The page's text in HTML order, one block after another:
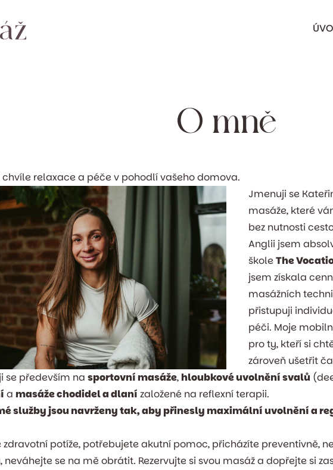
O mně
chvíle relaxace a péče v pohodlí vašeho domova.
Jmenuji se
masáže, které
bez nutnosti
Anglii jsem
školeThe
jsem získala
masážních
přistupuji
péči. Moje
pro ty, kteří si
zároveň ušetřit
se především na sportovní masáže, hloubkové uvolnění svalů
a masáže chodidel a dlaní založené na reflexní terapii.
služby jsou navrženy tak, aby přinesly maximální uvolnění a
zdravotní potíže, potřebujete akutní pomoc, přicházíte preventivně,
neváhejte se na mě obrátit. Rezervujte si svou masáž a dopřejte si